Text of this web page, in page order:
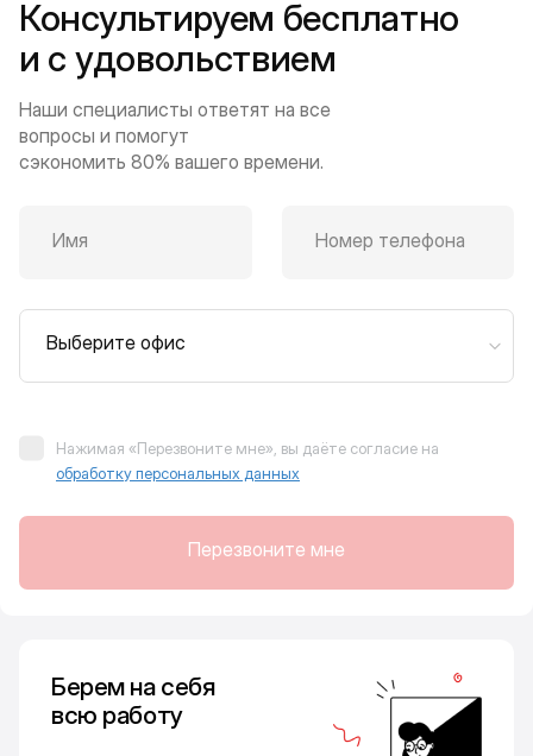
Консультируем бесплатно
и с удовольствием
Наши специалисты ответят на все
вопросы и помогут
сэкономить 80% вашего времени.
Имя Номер телефона
Выберите офис
Нажимая «Перезвоните мне», вы даёте согласие на
обработку персональных данных
Перезвоните мне
Берем на себя
всю работу